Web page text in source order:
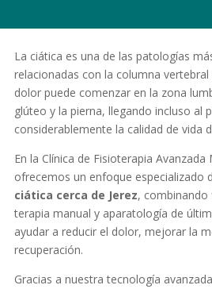
La ciática es una de las patologías
relacionadas con la columna
dolor puede comenzar en la zona
glúteo y la pierna, llegando incluso al
considerablemente la calidad de vida
En la Clínica de Fisioterapia
ofrecemos un enfoque especializado
ciática cerca de Jerez, combinando
terapia manual y aparatología de
ayudar a reducir el dolor, mejorar la
recuperación.
Gracias a nuestra tecnología